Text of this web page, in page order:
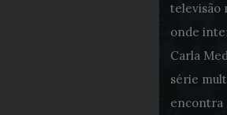
televisão
onde
Carla
série
encontra